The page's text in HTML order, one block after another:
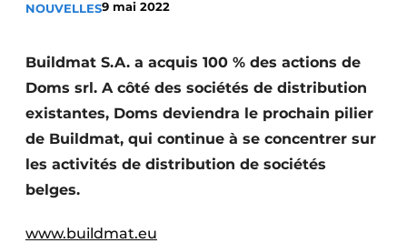
Construction bois
Contrôle d’accès
NOUVELLES9 mai 2022
Buildmat S.A. a acquis 100 % des actions de
Doms srl. A côté des sociétés de distribution
existantes, Doms deviendra le prochain pilier
de Buildmat, qui continue à se concentrer sur
les activités de distribution de sociétés
belges.
www.buildmat.eu